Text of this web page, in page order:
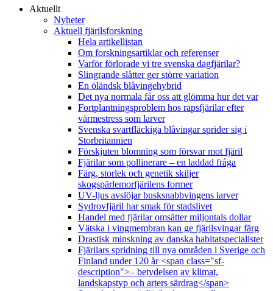
Aktuellt
Nyheter
Aktuell fjärilsforskning
Hela artikellistan
Om forskningsartiklar och referenser
Varför förlorade vi tre svenska dagfjärilar?
Slingrande slåtter ger större variation
En öländsk blåvingehybrid
Det nya normala får oss att glömma hur det var
Fortplantningsproblem hos rapsfjärilar efter
värmestress som larver
Svenska svartfläckiga blåvingar sprider sig i
Storbritannien
Förskjuten blomning som försvar mot fjäril
Fjärilar som pollinerare – en laddad fråga
Färg, storlek och genetik skiljer
skogspärlemorfjärilens former
UV-ljus avslöjar busksnabbvingens larver
Sydrovfjäril har smak för stadslivet
Handel med fjärilar omsätter miljontals dollar
Vätska i vingmembran kan ge fjärilsvingar färg
Drastisk minskning av danska habitatspecialister
Fjärilars spridning till nya områden i Sverige och
Finland under 120 år <span class="sf-
description">– betydelsen av klimat,
landskapstyp och arters särdrag</span>